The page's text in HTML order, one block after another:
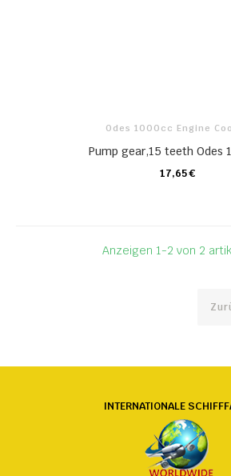
Odes 1000cc Engine
Pump gear,15 teeth Odes
17,65 €
KARTE
Anzeigen 1-2 von 2
INTERNATIONALE